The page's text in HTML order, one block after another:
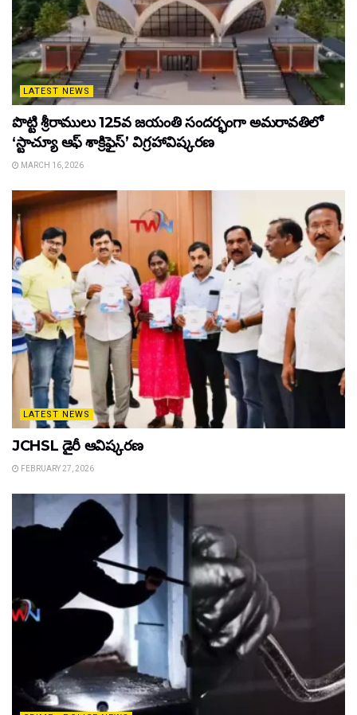
LATEST NEWS
పొట్టి శ్రీరాములు 125వ జయంతి సందర్భంగా అమరావతిలో
‘స్టాచ్యూ ఆఫ్ శాక్రిఫైస్’ విగ్రహావిష్కరణ
MARCH 16, 2026
LATEST NEWS
JCHSL డైరీ ఆవిష్కరణ
FEBRUARY 27, 2026